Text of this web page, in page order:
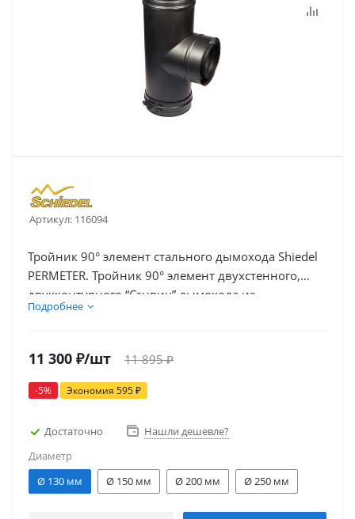
Артикул: 116094
Тройник 90° элемент стального дымохода Shiedel
PERMETER. Тройник 90° элемент двухстенного,
двухконтурного “Сэнвич” дымохода из
нержавеющей стали Schiedel Permeter (Шидель
Подробнее
11 300 ₽/шт 11 895₽
-5% Экономия 595₽
Достаточно
Нашли дешевле?
Диаметр
Ø 130 мм
Ø 150 мм Ø 200 мм Ø 250 мм